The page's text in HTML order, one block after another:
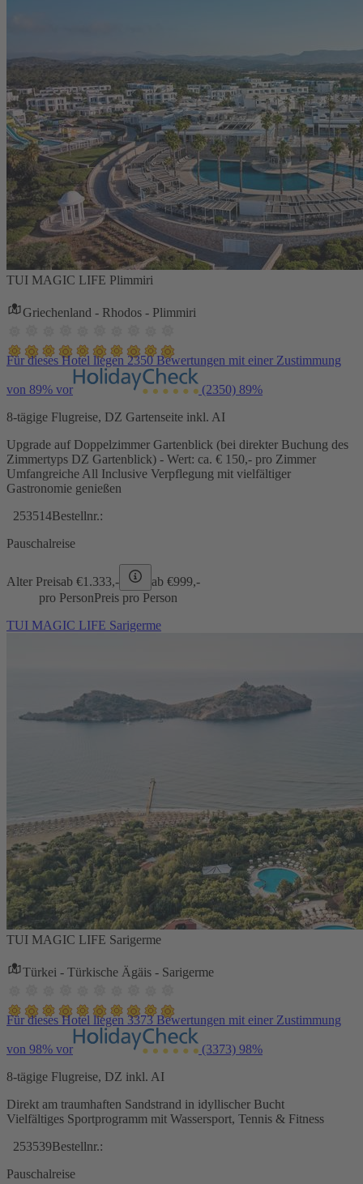
TUI MAGIC LIFE Plimmiri
Griechenland - Rhodos - Plimmiri
Für dieses Hotel liegen 2350 Bewertungen mit einer Zustimmung
von 89% vor (2350) 89%
8-tägige Flugreise, DZ Gartenseite inkl. AI
Upgrade auf Doppelzimmer Gartenblick (bei direkter Buchung des
Zimmertyps DZ Gartenblick) - Wert: ca. € 150,- pro Zimmer
Umfangreiche All Inclusive Verpflegung mit vielfältiger
Gastronomie genießen
253514Bestellnr.:
Pauschalreise
Alter Preisab €1.333,- ab €999,-
pro PersonPreis pro Person
TUI MAGIC LIFE Sarigerme
TUI MAGIC LIFE Sarigerme
Türkei - Türkische Ägäis - Sarigerme
Für dieses Hotel liegen 3373 Bewertungen mit einer Zustimmung
von 98% vor (3373) 98%
8-tägige Flugreise, DZ inkl. AI
Direkt am traumhaften Sandstrand in idyllischer Bucht
Vielfältiges Sportprogramm mit Wassersport, Tennis & Fitness
253539Bestellnr.:
Pauschalreise